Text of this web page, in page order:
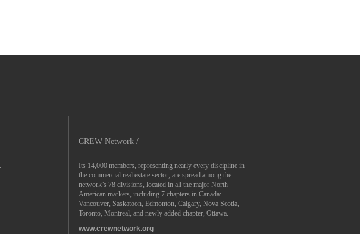
CREW Network /
Its 14,000 members, representing nearly every discipline in
the commercial real estate sector, are spread among the
network’s 78 divisions, located in all the major North
American markets, including 7 chapters in Canada:
Vancouver, Saskatoon, Edmonton, Calgary, Nova Scotia,
Toronto, Montreal, and newly added chapter, Ottawa.
www.crewnetwork.org